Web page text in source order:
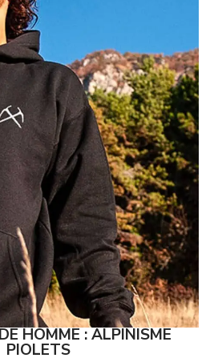
HOMME : ALPINISME
PIOLETS